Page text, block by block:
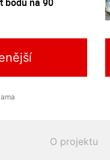
O projektu